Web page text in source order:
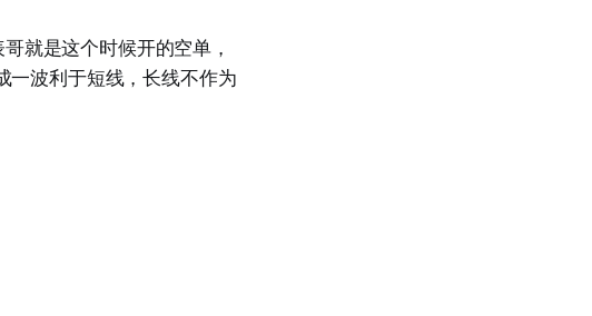
就是这个时候开的空单，
一波利于短线，长线不作为